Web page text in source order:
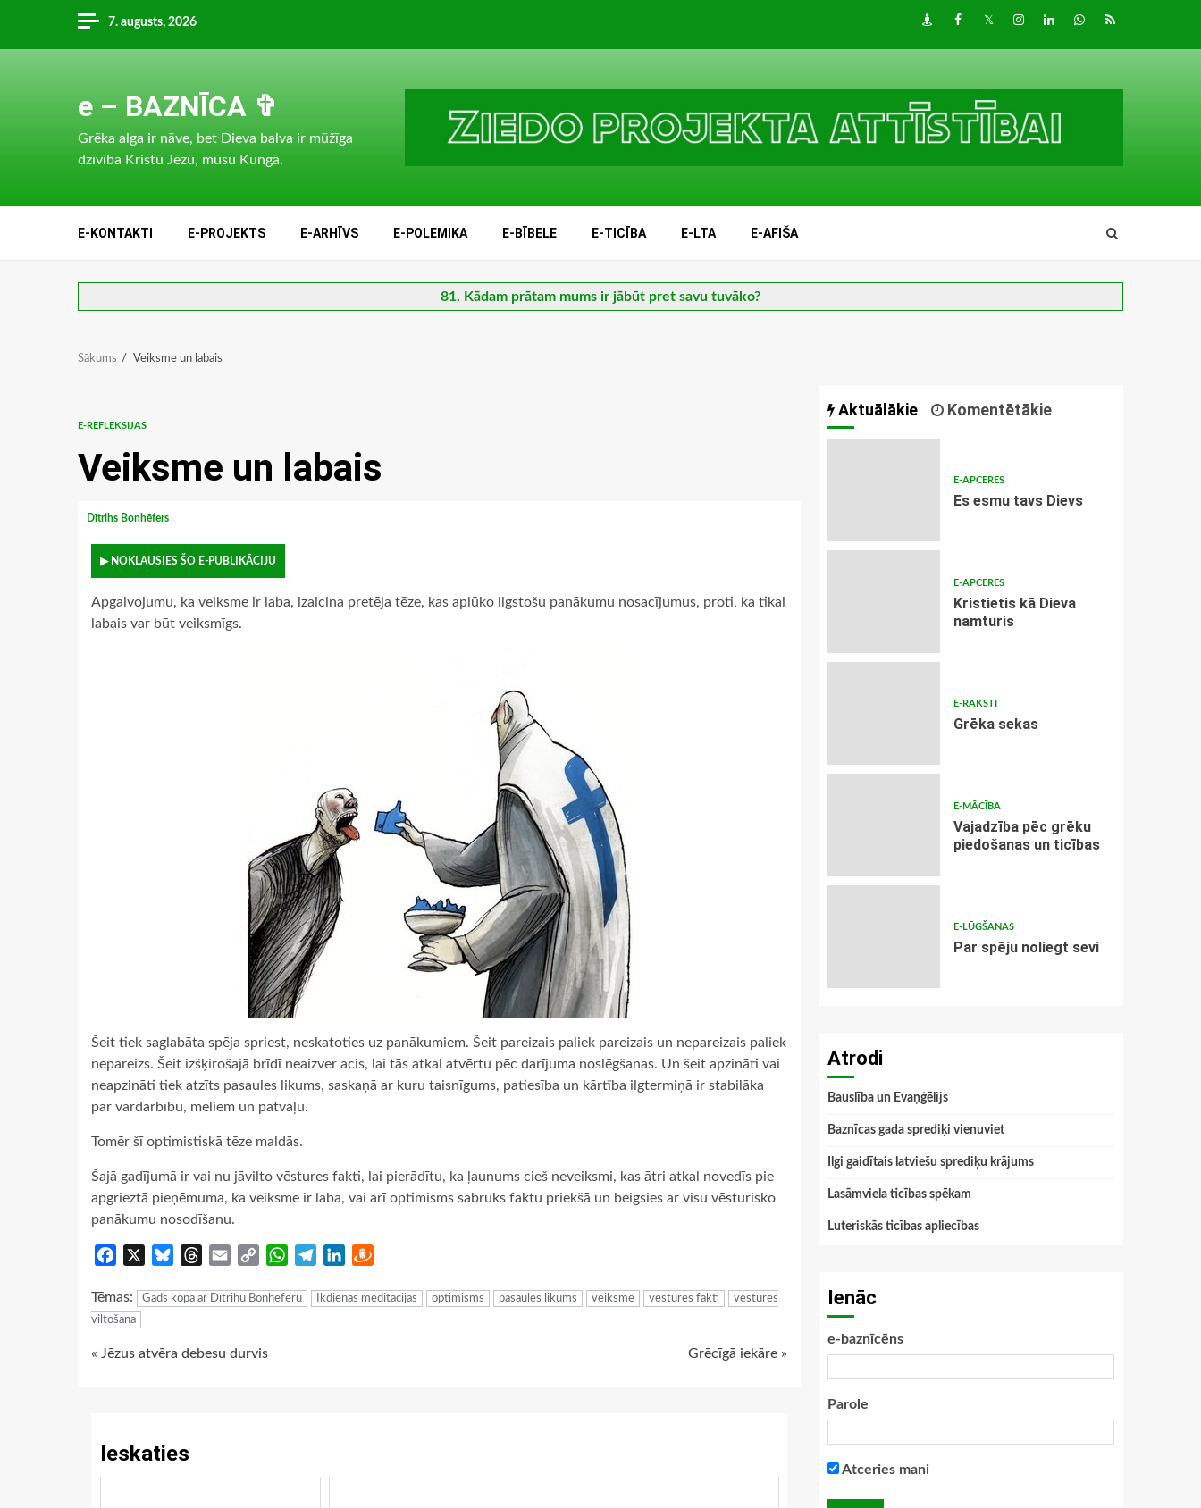
content
7. augusts, 2026 DraugiemFacebook
TwitterInstagram
LinkedInwhatsapp
RSS
e – BAZNĪCA ✞
Grēka alga ir nāve, bet Dieva balva ir mūžīga
dzīvība Kristū Jēzū, mūsu Kungā.
E-KONTAKTI E-PROJEKTS E-ARHĪVS E-POLEMIKA E-BĪBELE E-TICĪBA E-LTA E-AFIŠA
81. Kādam prātam mums ir jābūt pret savu tuvāko?
Sākums Veiksme un labais
E-REFLEKSIJAS
Veiksme un labais
Dītrihs Bonhēfers
▶ NOKLAUSIES ŠO E-PUBLIKĀCIJU
Apgalvojumu, ka veiksme ir laba, izaicina pretēja tēze, kas aplūko ilgstošu panākumu nosacījumus, proti, ka tikai
labais var būt veiksmīgs.
Šeit tiek saglabāta spēja spriest, neskatoties uz panākumiem. Šeit pareizais paliek pareizais un nepareizais paliek
nepareizs. Šeit izšķirošajā brīdī neaizver acis, lai tās atkal atvērtu pēc darījuma noslēgšanas. Un šeit apzināti vai
neapzināti tiek atzīts pasaules likums, saskaņā ar kuru taisnīgums, patiesība un kārtība ilgtermiņā ir stabilāka
par vardarbību, meliem un patvaļu.
Tomēr šī optimistiskā tēze maldās.
Šajā gadījumā ir vai nu jāvilto vēstures fakti, lai pierādītu, ka ļaunums cieš neveiksmi, kas ātri atkal novedīs pie
apgrieztā pieņēmuma, ka veiksme ir laba, vai arī optimisms sabruks faktu priekšā un beigsies ar visu vēsturisko
panākumu nosodīšanu.
Facebook BlueskyThreads
Email
Copy
WhatsApp
TelegramLinkedIn
Tēmas: Gads kopa ar Dītrihu Bonhēferu Ikdienas meditācijas optimisms pasaules likums veiksme vēstures fakti
vēstures
viltošana
Continue
« Jēzus atvēra debesu durvis Grēcīgā iekāre »
Ieskaties
Aktuālākie Komentētākie
E-APCERES
Es esmu tavs Dievs
E-APCERES
Kristietis kā Dieva
namturis
E-RAKSTI
Grēka sekas
E-MĀCĪBA
Vajadzība pēc grēku
piedošanas un ticības
E-LŪGŠANAS
Par spēju noliegt sevi
Atrodi
Bauslība un Evaņģēlijs
Baznīcas gada sprediķi vienuviet
Ilgi gaidītais latviešu sprediķu krājums
Lasāmviela ticības spēkam
Luteriskās ticības apliecības
Ienāc
e-baznīcēns
Parole
Atceries mani